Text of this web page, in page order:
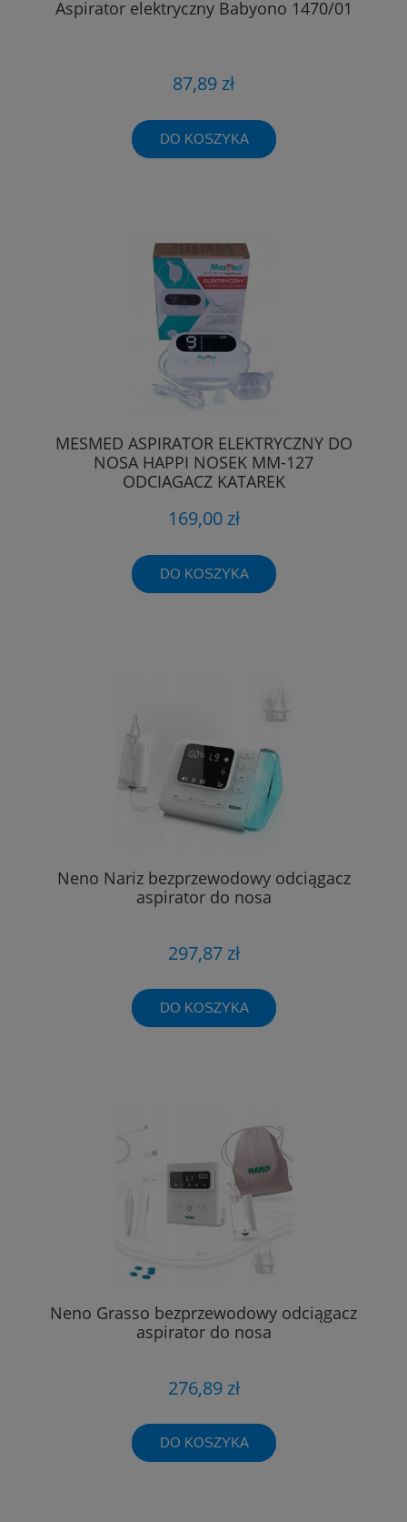
Aspirator elektryczny Babyono 1470/01
87,89 zł
DO KOSZYKA
MESMED ASPIRATOR ELEKTRYCZNY DO
NOSA HAPPI NOSEK MM-127
ODCIĄGACZ KATAREK
169,00 zł
DO KOSZYKA
Neno Nariz bezprzewodowy odciągacz
aspirator do nosa
297,87 zł
DO KOSZYKA
Neno Grasso bezprzewodowy odciągacz
aspirator do nosa
276,89 zł
DO KOSZYKA